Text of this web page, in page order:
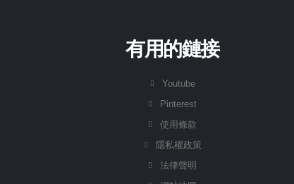
有用的鏈接
Youtube
Pinterest
使用條款
隱私權政策
法律聲明